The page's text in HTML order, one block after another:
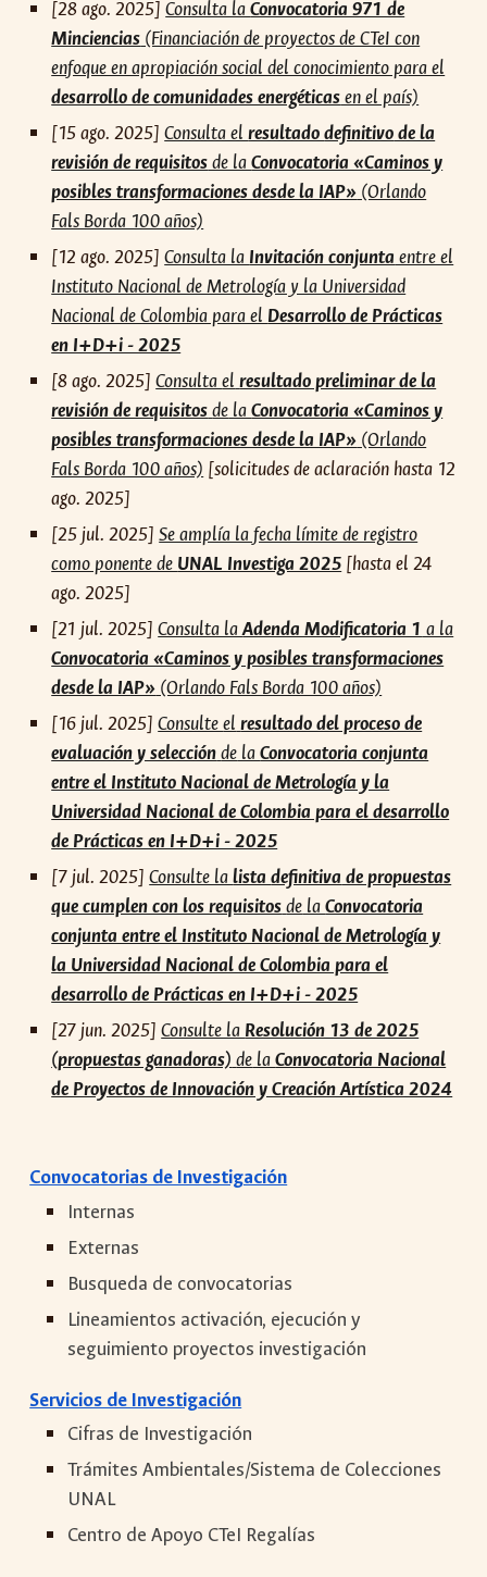
[28 ago. 2025]Consulta laConvocatoria 971 de
Minciencias (Financiación de proyectos de CTeI con
enfoque en apropiación social del conocimiento para el
desarrollo de comunidades energéticasen el país)
[15ago. 2025]Consulta elresultadodefinitivode la
revisión de requisitosde laConvocatoria «Caminos y
posibles transformaciones desde la IAP» (Orlando
Fals Borda 100 años)
[12 ago. 2025]Consulta la Invitación conjunta entre el
Instituto Nacional de Metrología y la Universidad
Nacional de Colombia para el Desarrollo de Prácticas
en I+D+i - 2025
[8 ago. 2025]Consultael resultado preliminar de la
revisión de requisitosde laConvocatoria «Caminos y
posibles transformaciones desde la IAP» (Orlando
Fals Borda 100 años) [solicitudes de aclaración hasta 12
ago. 2025]
[25 jul. 2025]Se amplía la fecha límite de registro
como ponente de UNAL Investiga 2025 [hasta el 24
ago. 2025]
[21 jul. 2025]Consulta laAdenda Modificatoria 1 a la
Convocatoria «Caminos y posibles transformaciones
desde la IAP» (Orlando Fals Borda 100 años)
[16jul. 2025]Consulteel resultado del proceso de
evaluación y selecciónde laConvocatoria conjunta
entre el Instituto Nacional de Metrología y la
Universidad Nacional de Colombia para el desarrollo
de Prácticas en I+D+i - 2025
[7jul. 2025]Consulte lalistadefinitiva de propuestas
que cumplen con los requisitosde laConvocatoria
conjunta entre el Instituto Nacional de Metrología y
la Universidad Nacional de Colombia para el
desarrollo de Prácticas en I+D+i - 2025
[27jun. 2025]Consulte la Resolución 13 de 2025
(propuestas ganadoras) de laConvocatoria Nacional
de Proyectos de Innovación y Creación Artística 2024
Convocatorias de Investigación
Internas
Externas
Busqueda de convocatorias
Lineamientos activación, ejecución y
seguimiento proyectos investigación
Servicios de Investigación
Cifras de Investigación
Trámites Ambientales/Sistema de Colecciones
UNAL
Centro de Apoyo CTeI Regalías